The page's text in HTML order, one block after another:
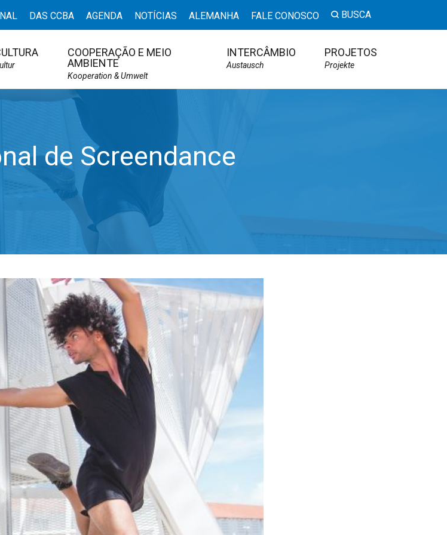
DAS CCBA AGENDA NOTÍCIAS ALEMANHA FALE CONOSCO BUSCA
COOPERAÇÃO E MEIO
AMBIENTE
Kooperation & Umwelt
INTERCÂMBIO
Austausch
PROJETOS
Projekte
de Screendance